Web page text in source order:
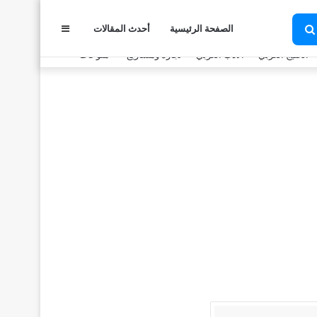
بحث
عن
الصفحة الرئيسية أحدث المقالات
الخليج العربي الأدب العربي تجارة ومشاريع منوعات